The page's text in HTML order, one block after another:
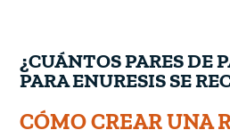
¿CUÁNTOS PARES DE
PARA ENURESIS SE
CÓMO CREAR UNA